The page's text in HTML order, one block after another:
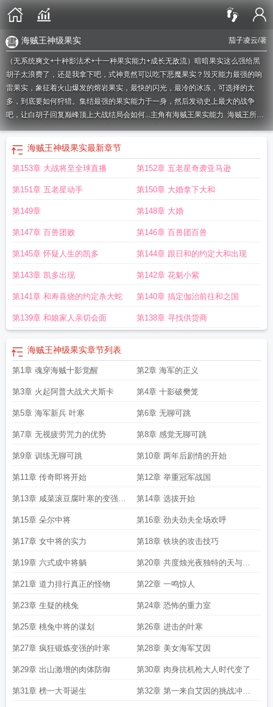
茄子凌云/著
海贼王神级果实
（无系统爽文+十种影法术+十一种果实能力+成长无敌流）暗暗果实这么强给黑
胡子太浪费了，还是我拿下吧，式神竟然可以吃下恶魔果实？毁灭能力最强的响
雷果实，象征着火山爆发的熔岩果实，最快的闪光，最冷的冰冻，可选择的太
多，到底要如何狩猎。集结最强的果实能力于一身，然后发动史上最大的战争
吧，让白胡子回复巅峰顶上大战结局会如何...主角有海贼王果实能力 海贼王所有
果实能力者图鉴海贼我有十种果实能力海贼果实类海贼王之得到的果实可以强
化身体 海贼的果实 海贼王十大果实能力者排名
果实
能力者大全海贼果实的海贼王的果实能力大全海贼的果实有哪些?海贼有哪些
力介绍
海贼王果实能力分类 海贼王神级果实 海贼王中果实能力拥有者
主角拥有全部果实能力
海贼王里的果实拥有者
海贼王神级果实最新章节
第153章 大战将至全球直播 第152章 五老星奇袭亚马逊
第151章 五老星动手 第150章 大婚拿下大和
第149章 第148章 大婚
第147章 百兽团败 第146章 百兽团百兽
第145章 怀疑人生的凯多 第144章 跟日和的约定大和出现
第143章 凯多出现 第142章 花魁小紫
第141章 和寿喜烧的约定杀大蛇 第140章 搞定伽治前往和之国
第139章 和娘家人亲切会面 第138章 寻找供货商
海贼王神级果实章节列表
第1章 魂穿海贼十影觉醒 第2章 海军的正义
第3章 火起阿普大战犬犬斯卡 第4章 十影破樊笼
第5章 海军新兵 叶寒 第6章 无聊可跳
第7章 无视疲劳咒力的优势 第8章 感觉无聊可跳
第9章 训练无聊可跳 第10章 两年后剧情的开始
第11章 传奇即将开始 第12章 举重冠军战国
第13章 咸菜滚豆腐叶寒的变强之
路
第14章 选拔开始
第15章 朵尔中将 第16章 劲夫劲夫全场欢呼
第17章 女中将的实力 第18章 铁块的攻击技巧
第19章 六式成中将躺 第20章 共度烛光夜独特的天与咒
缚
第21章 道力排行真正的怪物 第22章 一鸣惊人
第23章 生疑的桃兔 第24章 恐怖的重力室
第25章 桃兔中将的谋划 第26章 进击的叶寒
第27章 疯狂锻炼变强的叶寒 第28章 美女海军艾因
第29章 出山激增的肉体防御 第30章 肉身抗机枪大人时代变了
第31章 榜一大哥诞生 第32章 第一来自艾因的挑战冲击